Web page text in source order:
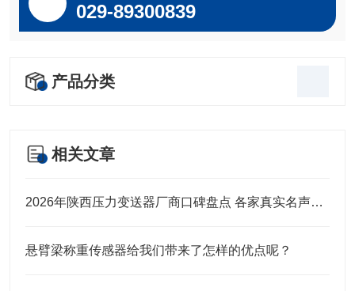
029-89300839
产品分类
相关文章
2026年陕西压力变送器厂商口碑盘点 各家真实名声实力全解析
悬臂梁称重传感器给我们带来了怎样的优点呢？